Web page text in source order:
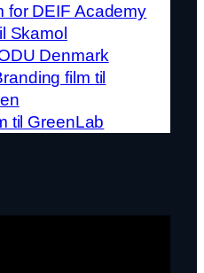
for DEIF Academy
Skamol
Denmark
film til
til GreenLab